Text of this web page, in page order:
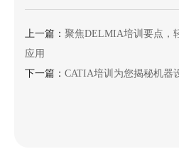
上一篇： 聚焦DELMIA培训要点，
应用
下一篇： CATIA培训为您揭秘机器